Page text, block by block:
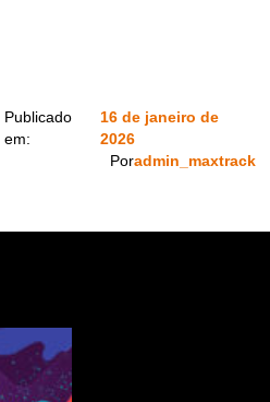
Publicado
em:
16 de janeiro de
2026
Poradmin_maxtrack